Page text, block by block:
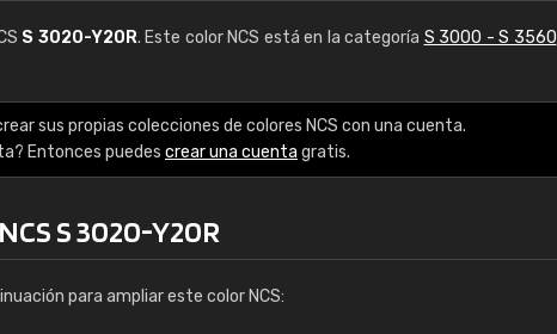
S 3020-Y20R. Este color NCS está en la categoría S 3000 - S 3560
sus propias colecciones de colores NCS con una cuenta.
Entonces puedes crear una cuenta gratis.
S 3020-Y20R
para ampliar este color NCS: